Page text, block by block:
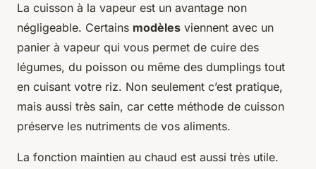
La cuisson à la vapeur est un avantage non
négligeable. Certains modèles viennent avec un
panier à vapeur qui vous permet de cuire des
légumes, du poisson ou même des dumplings tout
en cuisant votre riz. Non seulement c’est pratique,
mais aussi très sain, car cette méthode de cuisson
préserve les nutriments de vos aliments.
La fonction maintien au chaud est aussi très utile.